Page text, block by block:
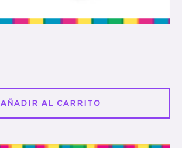
AÑADIR AL CARRITO